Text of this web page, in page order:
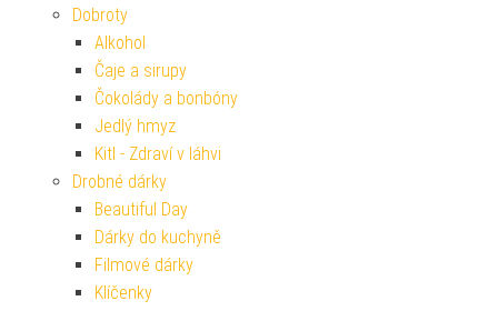
Dobroty
Alkohol
Čaje a sirupy
Čokolády a bonbóny
Jedlý hmyz
Kitl - Zdraví v láhvi
Drobné dárky
Beautiful Day
Dárky do kuchyně
Filmové dárky
Klíčenky